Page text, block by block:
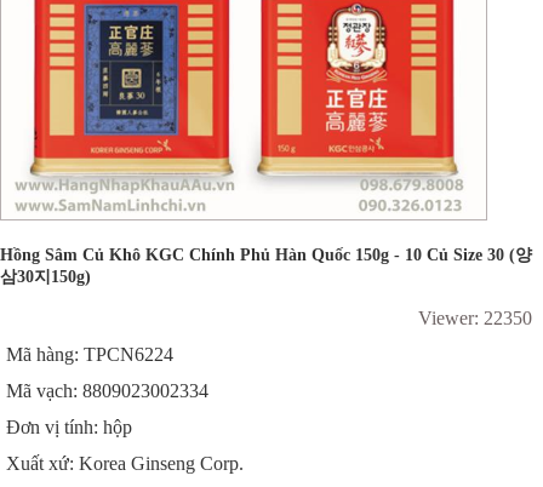
Hồng Sâm Củ Khô KGC Chính Phủ Hàn Quốc 150g - 10 Củ Size 30 (양
삼30지150g)
Viewer: 22350
Mã hàng: TPCN6224
Mã vạch: 8809023002334
Đơn vị tính: hộp
Xuất xứ: Korea Ginseng Corp.